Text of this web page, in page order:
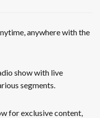
anywhere with the
show with live
segments.
for exclusive content,